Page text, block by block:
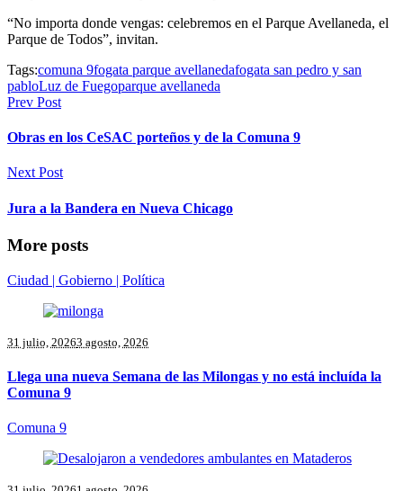
“No importa donde vengas: celebremos en el Parque Avellaneda, el
Parque de Todos”, invitan.
Tags:comuna 9fogata parque avellanedafogata san pedro y san
pabloLuz de Fuegoparque avellaneda
Prev Post
Obras en los CeSAC porteños y de la Comuna 9
Next Post
Jura a la Bandera en Nueva Chicago
More posts
Ciudad | Gobierno | Política
31 julio, 20263 agosto, 2026
Llega una nueva Semana de las Milongas y no está incluída la
Comuna 9
Comuna 9